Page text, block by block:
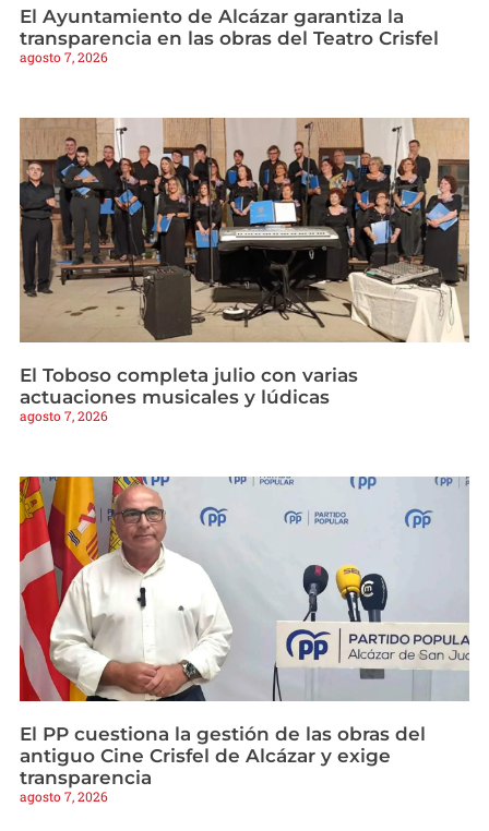
El Ayuntamiento de Alcázar garantiza la
transparencia en las obras del Teatro Crisfel
agosto 7, 2026
El Toboso completa julio con varias
actuaciones musicales y lúdicas
agosto 7, 2026
El PP cuestiona la gestión de las obras del
antiguo Cine Crisfel de Alcázar y exige
transparencia
agosto 7, 2026